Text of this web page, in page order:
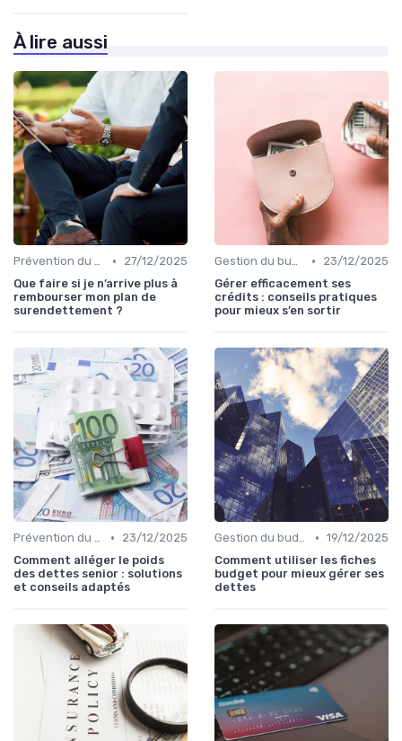
À lire aussi
Prévention du surendettement •
27/12/2025
Que faire si je n’arrive plus à
rembourser mon plan de
surendettement ?
Gestion du budget après rachat •
23/12/2025
Gérer efficacement ses
crédits : conseils pratiques
pour mieux s’en sortir
Prévention du surendettement •
23/12/2025
Comment alléger le poids
des dettes senior : solutions
et conseils adaptés
Gestion du budget après rachat • 19/12/2025
Comment utiliser les fiches
budget pour mieux gérer ses
dettes